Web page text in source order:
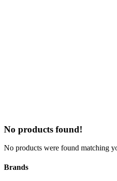
No products found!
No products were found matching
Brands